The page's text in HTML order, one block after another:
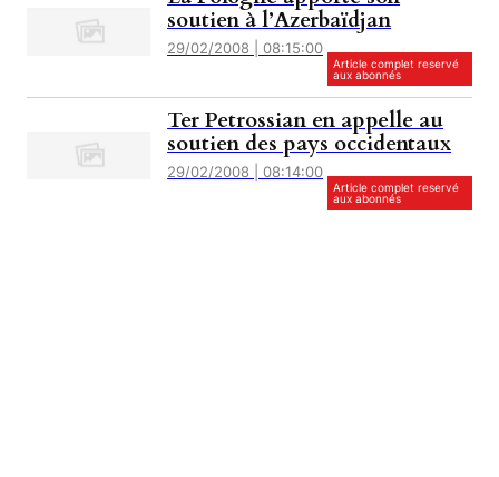
soutien à l’Azerbaïdjan
29/02/2008 | 08:15:00
Article complet reservé
aux abonnés
Ter Petrossian en appelle au
soutien des pays occidentaux
29/02/2008 | 08:14:00
Article complet reservé
aux abonnés